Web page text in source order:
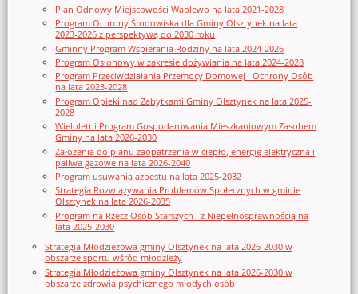
Plan Odnowy Miejscowości Waplewo na lata 2021-2028
Program Ochrony Środowiska dla Gminy Olsztynek na lata
2023-2026 z perspektywą do 2030 roku
Gminny Program Wspierania Rodziny na lata 2024-2026
Program Osłonowy w zakresie dożywiania na lata 2024-2028
Program Przeciwdziałania Przemocy Domowej i Ochrony Osób
na lata 2023-2028
Program Opieki nad Zabytkami Gminy Olsztynek na lata 2025-
2028
Wieloletni Program Gospodarowania Mieszkaniowym Zasobem
Gminy na lata 2026-2030
Założenia do planu zaopatrzenia w ciepło, energię elektryczna i
paliwa gazowe na lata 2026-2040
Program usuwania azbestu na lata 2025-2032
Strategia Rozwiązywania Problemów Społecznych w gminie
Olsztynek na lata 2026-2035
Program na Rzecz Osób Starszych i z Niepełnosprawnością na
lata 2025-2030
Strategia Młodzieżowa gminy Olsztynek na lata 2026-2030 w
obszarze sportu wśród młodzieży
Strategia Młodzieżowa gminy Olsztynek na lata 2026-2030 w
obszarze zdrowia psychicznego młodych osób